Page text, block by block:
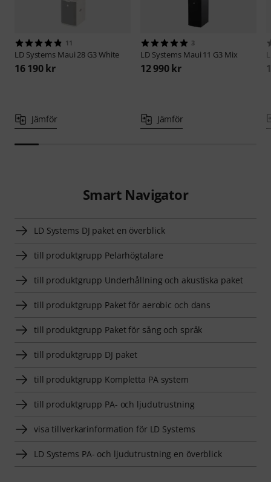
11
LD Systems Maui 28 G3 White
16 190 kr
Jämför
3
LD Systems Maui 11 G3 Mix
12 990 kr
Jämför
Smart Navigator
LD Systems DJ paket en överblick
till produktgrupp Pelarhögtalare
till produktgrupp Underhållning och akustiska paket
till produktgrupp Paket för aerobic och dans
till produktgrupp Paket för sång och språk
till produktgrupp DJ paket
till produktgrupp Kompletta PA system
till produktgrupp PA- och ljudutrustning
visa tillverkarinformation för LD Systems
LD Systems PA- och ljudutrustning en överblick